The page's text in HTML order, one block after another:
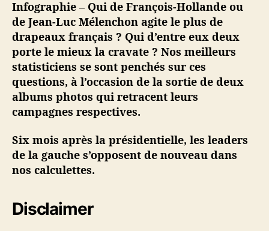
e
l
e
n
c
o
n
e
l
b
Infographie – Qui de François-Hollande ou
de Jean-Luc Mélenchon agite le plus de
drapeaux français ? Qui d’entre eux deux
porte le mieux la cravate ? Nos meilleurs
statisticiens se sont penchés sur ces
questions, à l’occasion de la sortie de deux
albums photos qui retracent leurs
campagnes respectives.
Six mois après la présidentielle, les leaders
de la gauche s’opposent de nouveau dans
nos calculettes.
Disclaimer